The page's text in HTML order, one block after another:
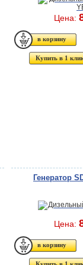
Цена:
Купить в 1
Генератор
Цена: